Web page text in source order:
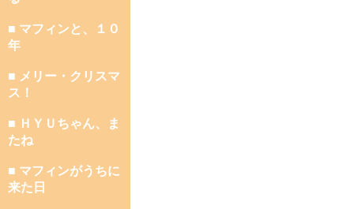
■ マフィンと、１０
年
■ メリー・クリスマ
ス！
■ ＨＹＵちゃん、ま
たね
■ マフィンがうちに
来た日